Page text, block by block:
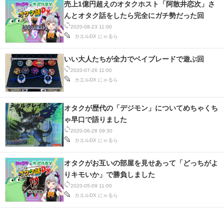
2020-08-23 11:00
カエルDX にゃるら
売上1億円超えのオタクホスト「阿散井恋次」さ
んとオタク話をしたら完全にガチ勢だった回
2020-07-26 11:00
カエルDX にゃるら
いい大人たちが全力でベイブレードで遊ぶ回
2020-06-28 09:30
カエルDX にゃるら
オタクが歴代の「デジモン」についてめちゃくち
ゃ早口で語りました
2020-05-09 11:00
カエルDX にゃるら
オタクがお互いの部屋を見せあって「どっちがよ
りキモいか」で勝負しました